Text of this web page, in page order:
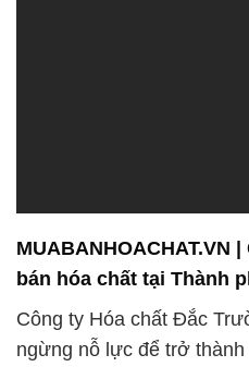
MUABANHOACHAT.VN
bán hóa chất tại Thành
Công ty Hóa chất Đắc
ngừng nỗ lực để trở